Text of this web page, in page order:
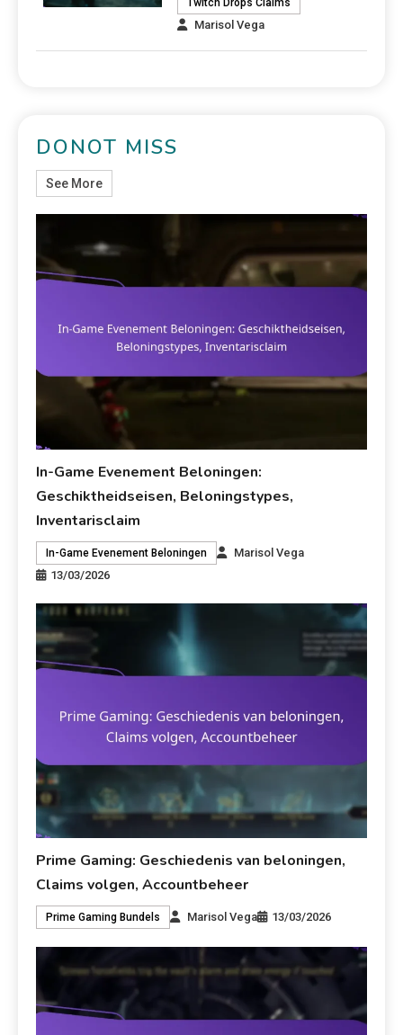
Marisol Vega
DONOT MISS
See More
In-Game Evenement Beloningen:
Geschiktheidseisen, Beloningstypes,
Inventarisclaim
In-Game Evenement Beloningen
Marisol Vega
13/03/2026
Prime Gaming: Geschiedenis van beloningen,
Claims volgen, Accountbeheer
Prime Gaming Bundels Marisol Vega 13/03/2026